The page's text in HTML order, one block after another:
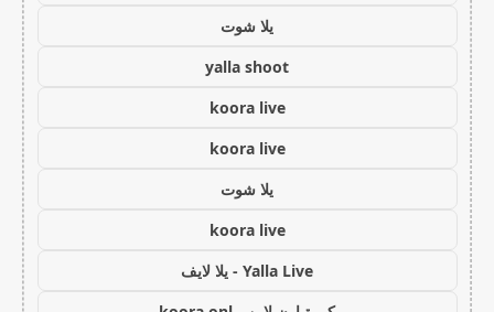
يلا شوت
yalla shoot
koora live
koora live
يلا شوت
koora live
Yalla Live - يلا لايف